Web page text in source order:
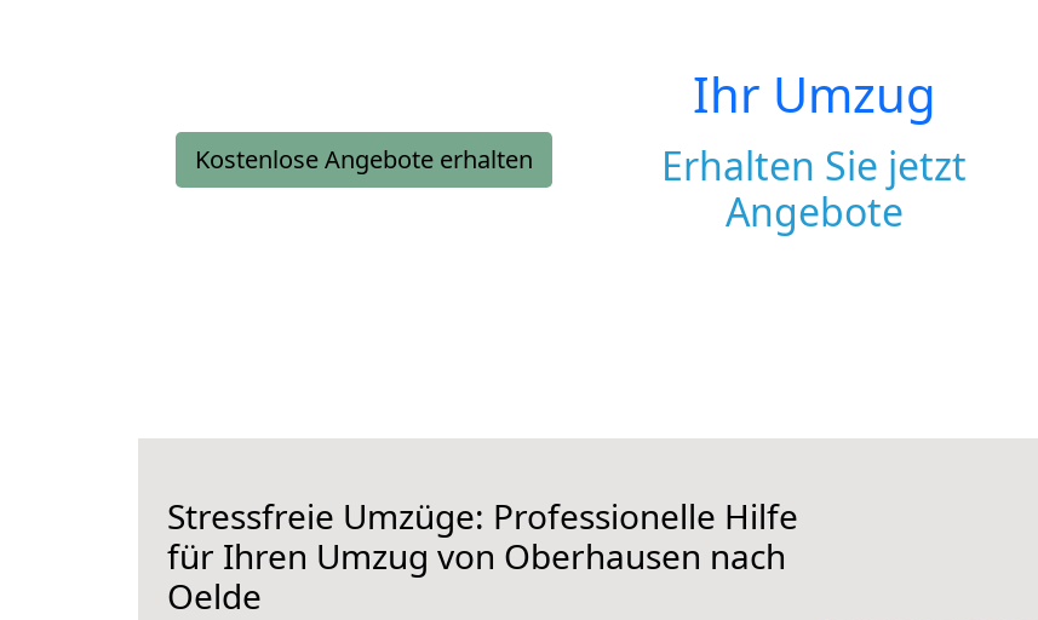
Kostenlose Angebote erhalten
Ihr Umzug
Erhalten Sie jetzt
Angebote
Stressfreie Umzüge: Professionelle Hilfe
für Ihren Umzug von Oberhausen nach
Oelde